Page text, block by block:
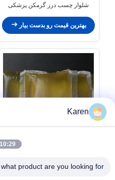
شلوار چسب درز گرمکن پزشکی
بهترین قیمت رو بدست بیار
Karen
10:29 AM
product are you looking for?